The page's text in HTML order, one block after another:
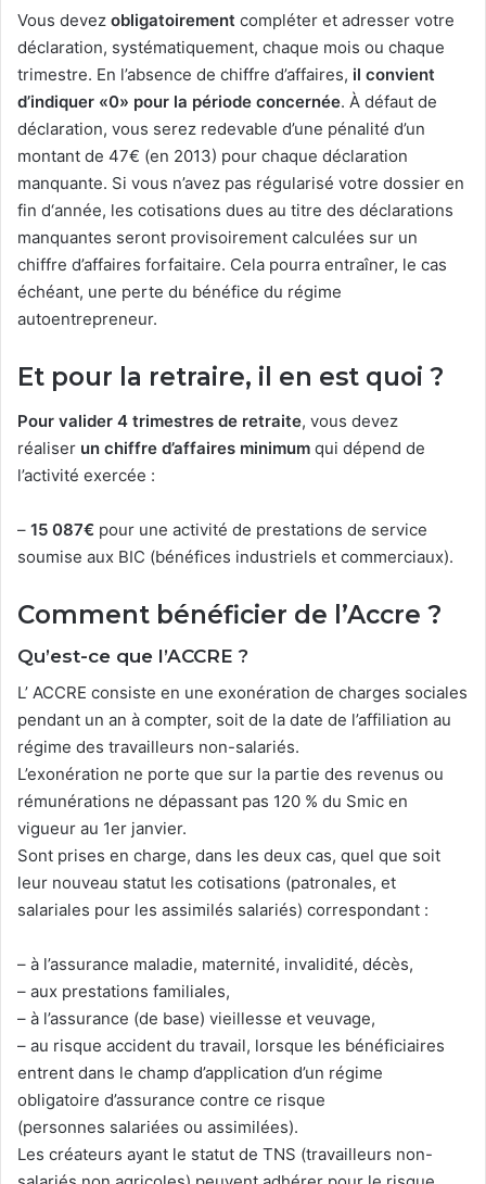
Vous devez obligatoirement compléter et adresser votre
déclaration, systématiquement, chaque mois ou chaque
trimestre. En l’absence de chiffre d’affaires, il convient
d’indiquer «0» pour la période concernée. À défaut de
déclaration, vous serez redevable d’une pénalité d’un
montant de 47€ (en 2013) pour chaque déclaration
manquante. Si vous n’avez pas régularisé votre dossier en
fin d‘année, les cotisations dues au titre des déclarations
manquantes seront provisoirement calculées sur un
chiffre d’affaires forfaitaire. Cela pourra entraîner, le cas
échéant, une perte du bénéfice du régime
autoentrepreneur.
Et pour la retraire, il en est quoi ?
Pour valider 4 trimestres de retraite, vous devez
réaliser un chiffre d’affaires minimum qui dépend de
l’activité exercée :
– 15 087€ pour une activité de prestations de service
soumise aux BIC (bénéfices industriels et commerciaux).
Comment bénéficier de l’Accre ?
Qu’est-ce que l’ACCRE ?
L’ ACCRE consiste en une exonération de charges sociales
pendant un an à compter, soit de la date de l’affiliation au
régime des travailleurs non-salariés.
L’exonération ne porte que sur la partie des revenus ou
rémunérations ne dépassant pas 120 % du Smic en
vigueur au 1er janvier.
Sont prises en charge, dans les deux cas, quel que soit
leur nouveau statut les cotisations (patronales, et
salariales pour les assimilés salariés) correspondant :
– à l’assurance maladie, maternité, invalidité, décès,
– aux prestations familiales,
– à l’assurance (de base) vieillesse et veuvage,
– au risque accident du travail, lorsque les bénéficiaires
entrent dans le champ d’application d’un régime
obligatoire d’assurance contre ce risque
(personnes salariées ou assimilées).
Les créateurs ayant le statut de TNS (travailleurs non-